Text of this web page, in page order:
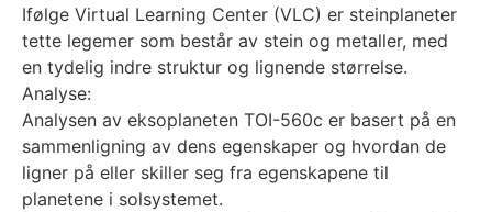
Ifølge Virtual Learning Center (VLC) er steinplaneter
tette legemer som består av stein og metaller, med
en tydelig indre struktur og lignende størrelse.
Analyse:
Analysen av eksoplaneten TOI-560c er basert på en
sammenligning av dens egenskaper og hvordan de
ligner på eller skiller seg fra egenskapene til
planetene i solsystemet.